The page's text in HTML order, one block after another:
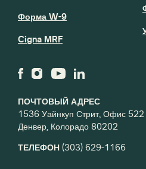
ПОЧТОВЫЙ АДРЕС
1536 Уайнкуп Стрит, Офис 522
Денвер, Колорадо 80202
ТЕЛЕФОН (303) 629-1166
Форма W-9
Cigna MRF